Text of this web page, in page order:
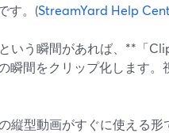
す。(StreamYard Help
いう瞬間があれば、**「
瞬間をクリップ化します。
縦型動画がすぐに使える